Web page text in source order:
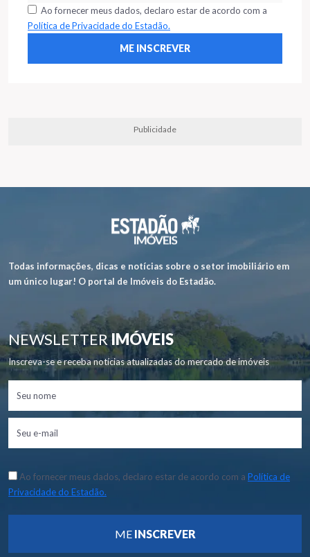
Ao fornecer meus dados, declaro estar de acordo com a
Política de Privacidade do Estadão.
Publicidade
Todas informações, dicas e notícias sobre o setor imobiliário em
um único lugar! O portal de Imóveis do Estadão.
NEWSLETTERIMÓVEIS
Inscreva-se e receba notícias atualizadas do mercado de imóveis
Ao fornecer meus dados, declaro estar de acordo com a Política de
Privacidade do Estadão.
ME INSCREVER